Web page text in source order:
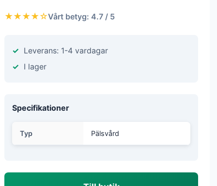
★★★★☆Vårt betyg: 4.7 / 5
Leverans: 1-4 vardagar
I lager
Specifikationer
Typ Pälsvård